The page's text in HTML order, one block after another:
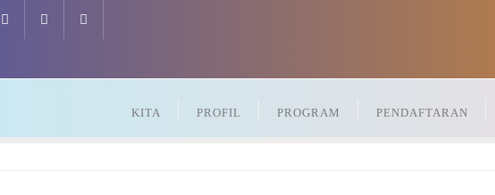
KITA PROFIL PROGRAM PENDAFTARAN